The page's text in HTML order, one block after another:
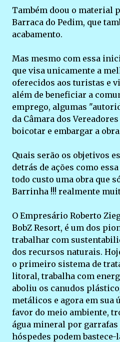
Também doou o material
Barraca do Pedim, que
acabamento.
Mas mesmo com essa
que visa unicamente a
oferecidos aos turistas e
além de beneficiar a
emprego, algumas
da Câmara dos
boicotar e embargar a
Quais serão os objetivos
detrás de ações como
todo custo uma obra que
Barrinha !!! realmente
O Empresário Roberto
BobZ Resort, é um dos
trabalhar com
dos recursos naturais.
o primeiro sistema de
litoral, trabalha com
aboliu os canudos
metálicos e agora em sua
favor do meio ambiente,
água mineral por garrafas
hóspedes podem